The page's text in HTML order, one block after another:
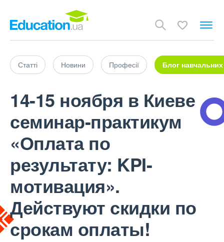
Статті Новини Професії Блог навчальних
14-15 ноября в Киеве
семинар-практикум
«Оплата по
результату: KPI-
мотивация».
Действуют скидки по
срокам оплаты!